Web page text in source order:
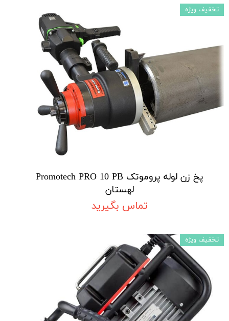
پخ زن لوله پروموتک Promotech PRO 10 PB
لهستان
تماس بگیرید
تخفیف ویژه
تخفیف ویژه